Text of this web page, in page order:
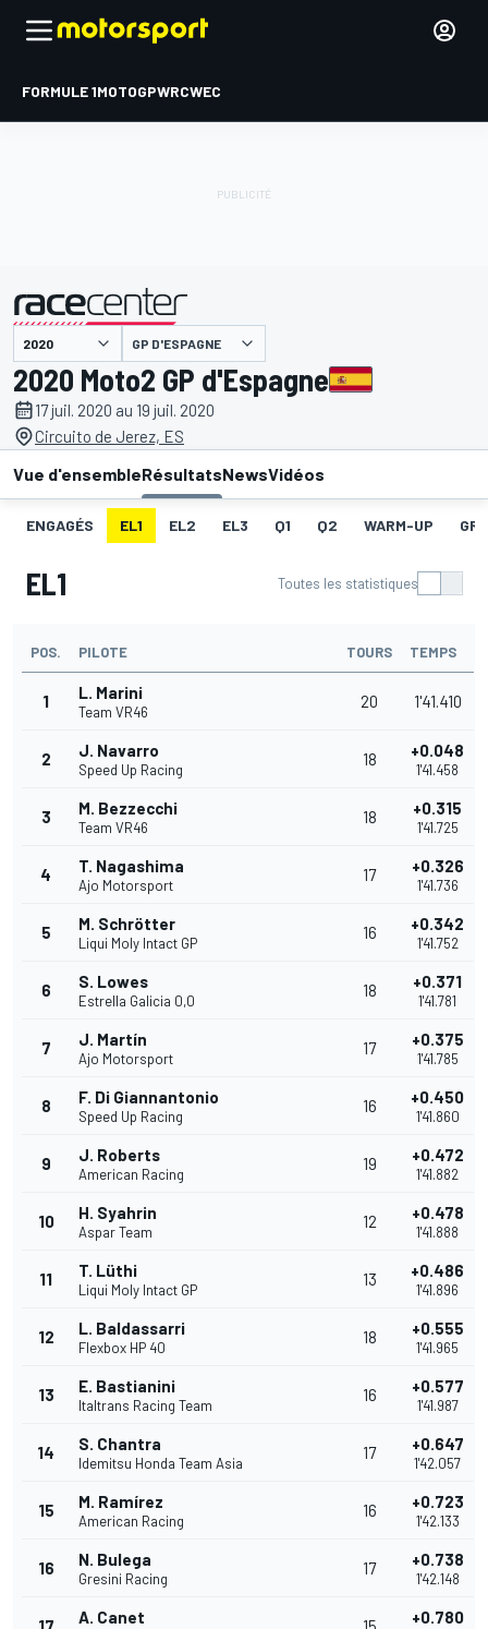
FORMULE 1MOTOGPWRCWEC
présenté par GP D'ESPAGNE
2020 Moto2 GP d'Espagne
17 juil. 2020 au 19 juil. 2020
Circuito de Jerez, ES
Vue d'ensembleRésultatsNewsVidéos
ENGAGÉS EL1 EL2 EL3 Q1 Q2 WARM-UP
EL1 Toutes les statistiques
POS. PILOTE TOURS TEMPS
1 L. Marini
Team VR46
20 1'41.410
2 J. Navarro
Speed Up Racing
18 +0.048
1'41.458
3 M. Bezzecchi
Team VR46
18 +0.315
1'41.725
4 T. Nagashima
Ajo Motorsport
17 +0.326
1'41.736
5 M. Schrötter
Liqui Moly Intact GP
16 +0.342
1'41.752
6 S. Lowes
Estrella Galicia 0,0
18 +0.371
1'41.781
7 J. Martín
Ajo Motorsport
17 +0.375
1'41.785
8 F. Di Giannantonio
Speed Up Racing
16 +0.450
1'41.860
9 J. Roberts
American Racing
19 +0.472
1'41.882
10 H. Syahrin
Aspar Team
12 +0.478
1'41.888
11 T. Lüthi
Liqui Moly Intact GP
13 +0.486
1'41.896
12 L. Baldassarri
Flexbox HP 40
18 +0.555
1'41.965
13 E. Bastianini
Italtrans Racing Team
16 +0.577
1'41.987
14 S. Chantra
Idemitsu Honda Team Asia
17 +0.647
1'42.057
15 M. Ramírez
American Racing
16 +0.723
1'42.133
16 N. Bulega
Gresini Racing
17 +0.738
1'42.148
A. Canet +0.780